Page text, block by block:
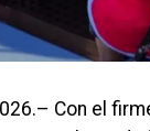
Con el